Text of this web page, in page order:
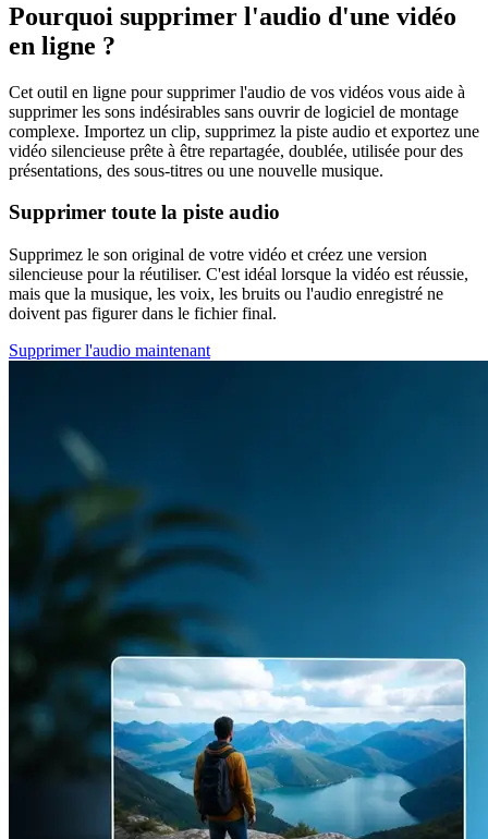
Pourquoi supprimer l'audio d'une vidéo
en ligne ?
Cet outil en ligne pour supprimer l'audio de vos vidéos vous aide à
supprimer les sons indésirables sans ouvrir de logiciel de montage
complexe. Importez un clip, supprimez la piste audio et exportez une
vidéo silencieuse prête à être repartagée, doublée, utilisée pour des
présentations, des sous-titres ou une nouvelle musique.
Supprimer toute la piste audio
Supprimez le son original de votre vidéo et créez une version
silencieuse pour la réutiliser. C'est idéal lorsque la vidéo est réussie,
mais que la musique, les voix, les bruits ou l'audio enregistré ne
doivent pas figurer dans le fichier final.
Supprimer l'audio maintenant